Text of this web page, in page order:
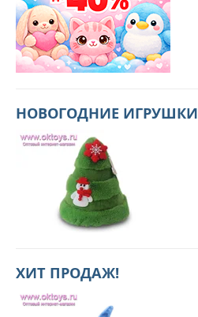
НОВОГОДНИЕ ИГРУШКИ
ХИТ ПРОДАЖ!